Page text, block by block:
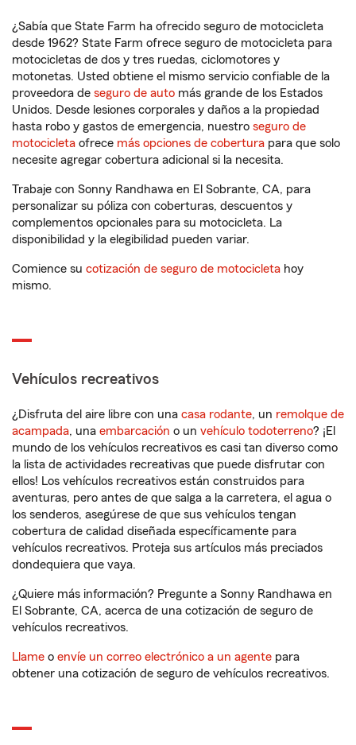
¿Sabía que State Farm ha ofrecido seguro de motocicleta
desde 1962? State Farm ofrece seguro de motocicleta para
motocicletas de dos y tres ruedas, ciclomotores y
motonetas. Usted obtiene el mismo servicio confiable de la
proveedora de seguro de auto más grande de los Estados
Unidos. Desde lesiones corporales y daños a la propiedad
hasta robo y gastos de emergencia, nuestro seguro de
motocicleta ofrece más opciones de cobertura para que solo
necesite agregar cobertura adicional si la necesita.
Trabaje con Sonny Randhawa en El Sobrante, CA, para
personalizar su póliza con coberturas, descuentos y
complementos opcionales para su motocicleta. La
disponibilidad y la elegibilidad pueden variar.
Comience su cotización de seguro de motocicleta hoy
mismo.
Vehículos recreativos
¿Disfruta del aire libre con una casa rodante, un remolque de
acampada, una embarcación o un vehículo todoterreno? ¡El
mundo de los vehículos recreativos es casi tan diverso como
la lista de actividades recreativas que puede disfrutar con
ellos! Los vehículos recreativos están construidos para
aventuras, pero antes de que salga a la carretera, el agua o
los senderos, asegúrese de que sus vehículos tengan
cobertura de calidad diseñada específicamente para
vehículos recreativos. Proteja sus artículos más preciados
dondequiera que vaya.
¿Quiere más información? Pregunte a Sonny Randhawa en
El Sobrante, CA, acerca de una cotización de seguro de
vehículos recreativos.
Llame o envíe un correo electrónico a un agente para
obtener una cotización de seguro de vehículos recreativos.